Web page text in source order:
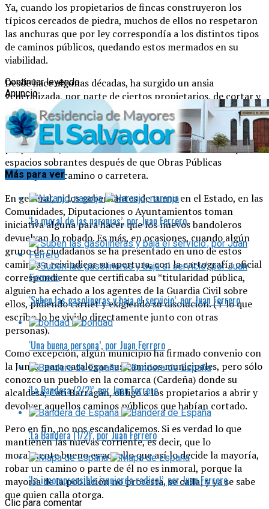
Ya, cuando los propietarios de fincas construyeron los
típicos cercados de piedra, muchos de ellos no respetaron
las anchuras que por ley correspondía a los distintos tipos
de caminos públicos, quedando estos mermados en su
viabilidad.
Desde hace algunas décadas, ha surgido un ansia
generalizada, por parte de ciertos propietarios, de cortar y
apoderarse de todo camino público colindante con sus
fincas; o también, de juntar con su terreno cualquier
ensanche o abrevadero de camino. Los hay que sin ser
propietarios, se adueñan e instalan con descaro en aquellos
espacios sobrantes después de que Obras Públicas
rectifique un camino o carretera.
En general, ni los gobernantes de turno en el Estado, en las
Comunidades, Diputaciones o Ayuntamientos toman
iniciativa alguna para hacer que los nuevos bandoleros
devuelvan lo robado. Es más, en ocasiones, cuando algún
grupo de ciudadanos se ha presentado en uno de estos
caminos a reivindicar su apertura, con la cartografía oficial
correspondiente que certificaba su *titularidad pública,
alguien ha echado a los agentes de la Guardia Civil sobre
ellos, pidiendo carnet y exigiendo su disolución. (Y lo que
escribo lo he vivido directamente junto con otras
personas).
Como excepción, algún municipio ha firmado convenio con
la Junta para catalogar sus caminos municipales, pero sólo
conozco un pueblo en la comarca (Cardeña) donde su
alcaldesa, Cati Barragán, obligó a los propietarios a abrir y
devolver aquellos caminos públicos que habían cortado.
Pero en fin, no nos escandalicemos. Si es verdad lo que
mantienen las nuevas corriente, es decir, que lo
moralmente bueno es aquello que así lo decide la mayoría,
robar un camino o parte de él no es inmoral, porque la
mayoría de la población no protesta, se calla; y ya se sabe
que quien calla otorga.
Continuar leyendo
Anuncio
Más para ver
‘La moral de las naranjas’, por Juan Ferrero
‘Suben las gasolineras y baja el servicio’, por Juan Ferrero
‘Una buena persona’, por Juan Ferrero
‘La Bandera (2/2)’, por Juan Ferrero
‘La Bandera (1/2)’, por Juan Ferrero
‘La incomprensible izquierda radical’, por Juan Ferrero
Clic para comentar